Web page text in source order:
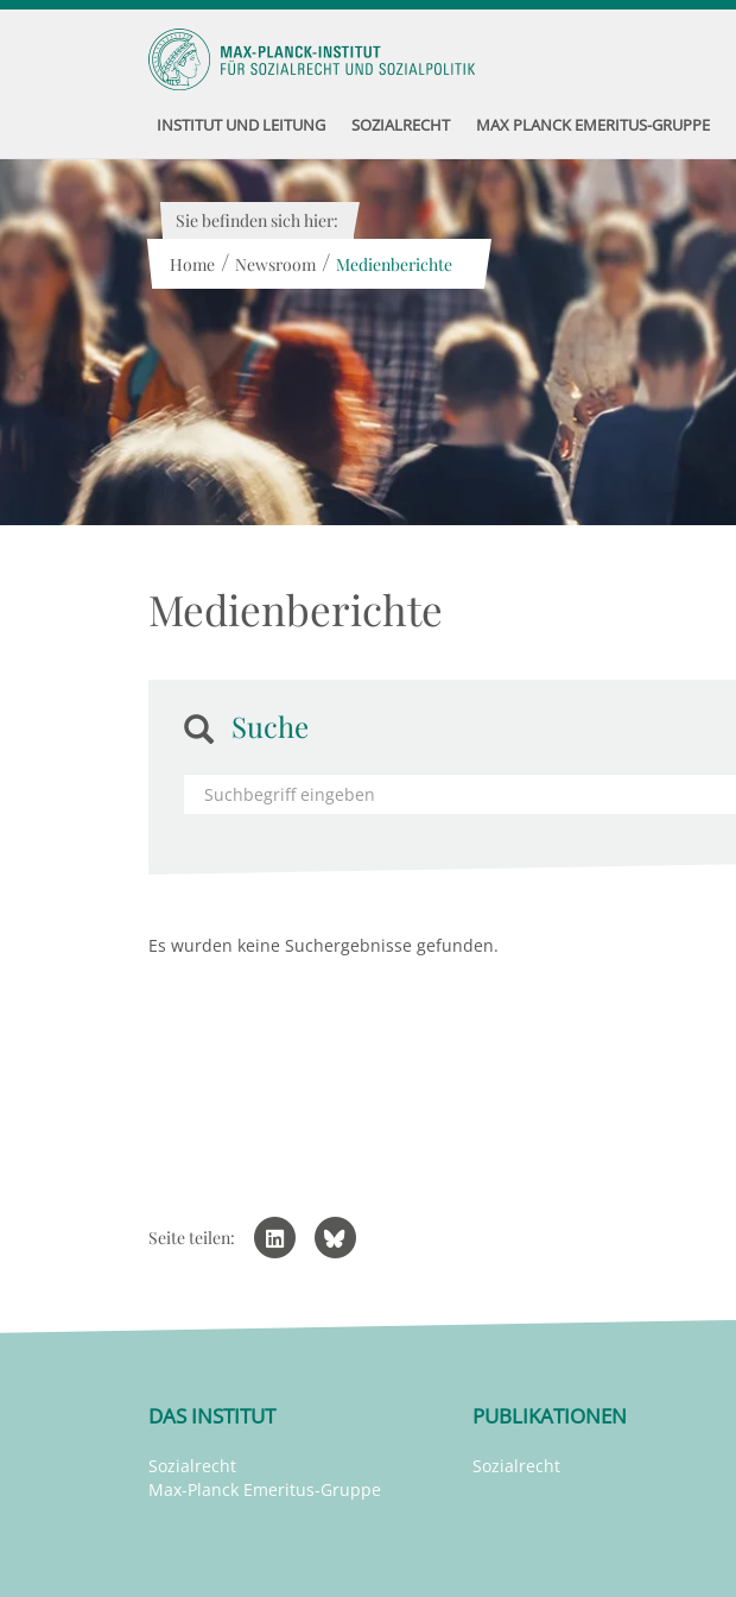
INSTITUT UND LEITUNG SOZIALRECHT MAX PLANCK EMERITUS-GRUPPE
Sie befinden sich hier:
Home / Newsroom / Medienberichte
Medienberichte
Suche
Es wurden keine Suchergebnisse gefunden.
Seite teilen:
DAS INSTITUT
Sozialrecht
Max-Planck Emeritus-Gruppe
PUBLIKATIONEN
Sozialrecht